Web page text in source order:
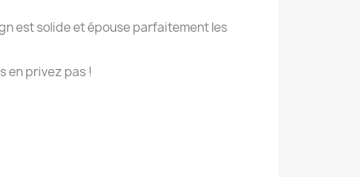
est solide et épouse parfaitement les
en privez pas !